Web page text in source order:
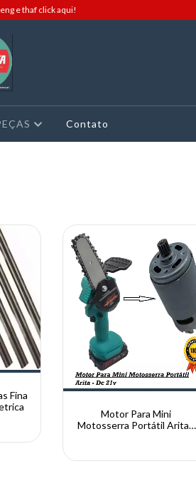
e thaf click aqui!
Contato
Fina
Motor Para Mini
Motosserra Portátil Arita -